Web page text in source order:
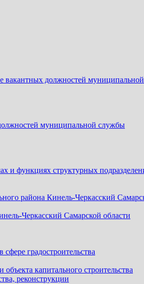
вакантных должностей
муниципальной службы
и функциях структурных
района Кинель-Черкасский
Черкасский Самарской области
градостроительства
капитального строительства
реконструкции